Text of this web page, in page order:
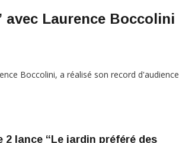
avec Laurence Boccolini
Boccolini, a réalisé son record d'audience
2 lance “Le jardin préféré des